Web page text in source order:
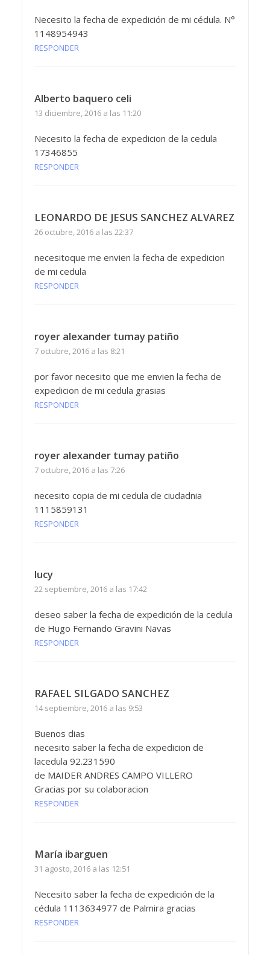
Necesito la fecha de expedición de mi cédula. N°
1148954943
RESPONDER
Alberto baquero celi
13 diciembre, 2016 a las 11:20
Necesito la fecha de expedicion de la cedula
17346855
RESPONDER
LEONARDO DE JESUS SANCHEZ ALVAREZ
26 octubre, 2016 a las 22:37
necesitoque me envien la fecha de expedicion
de mi cedula
RESPONDER
royer alexander tumay patiño
7 octubre, 2016 a las 8:21
por favor necesito que me envien la fecha de
expedicion de mi cedula grasias
RESPONDER
royer alexander tumay patiño
7 octubre, 2016 a las 7:26
necesito copia de mi cedula de ciudadnia
1115859131
RESPONDER
lucy
22 septiembre, 2016 a las 17:42
deseo saber la fecha de expedición de la cedula
de Hugo Fernando Gravini Navas
RESPONDER
RAFAEL SILGADO SANCHEZ
14 septiembre, 2016 a las 9:53
Buenos dias
necesito saber la fecha de expedicion de
lacedula 92.231590
de MAIDER ANDRES CAMPO VILLERO
Gracias por su colaboracion
RESPONDER
María ibarguen
31 agosto, 2016 a las 12:51
Necesito saber la fecha de expedición de la
cédula 1113634977 de Palmira gracias
RESPONDER